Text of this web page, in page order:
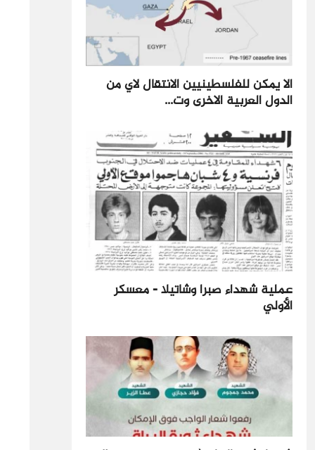
الا يمكن للفلسطينيين الانتقال لاي من
الدول العربية الاخرى وت...
عملية شهداء صبرا وشاتيلا - معسكر
الأولي